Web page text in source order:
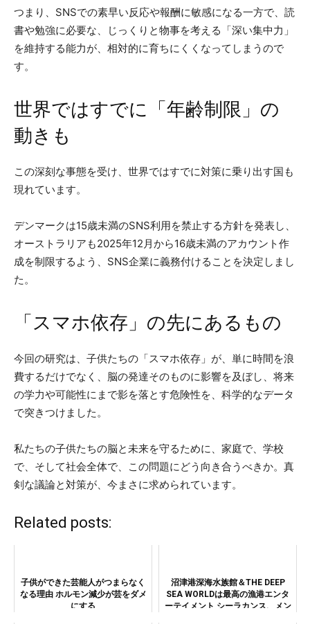
つまり、SNSでの素早い反応や報酬に敏感になる一方で、読
書や勉強に必要な、じっくりと物事を考える「深い集中力」
を維持する能力が、相対的に育ちにくくなってしまうので
す。
世界ではすでに「年齢制限」の
動きも
この深刻な事態を受け、世界ではすでに対策に乗り出す国も
現れています。
デンマークは15歳未満のSNS利用を禁止する方針を発表し、
オーストラリアも2025年12月から16歳未満のアカウント作
成を制限するよう、SNS企業に義務付けることを決定しまし
た。
「スマホ依存」の先にあるもの
今回の研究は、子供たちの「スマホ依存」が、単に時間を浪
費するだけでなく、脳の発達そのものに影響を及ぼし、将来
の学力や可能性にまで影を落とす危険性を、科学的なデータ
で突きつけました。
私たちの子供たちの脳と未来を守るために、家庭で、学校
で、そして社会全体で、この問題にどう向き合うべきか。真
剣な議論と対策が、今まさに求められています。
Related posts:
子供ができた芸能人がつまらなく
なる理由 ホルモン減少が芸をダメ
にする
沼津港深海水族館＆THE DEEP
SEA WORLDは最高の漁港エンタ
ーテイメント シーラカンス、メン